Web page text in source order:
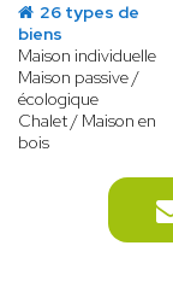
26 types de
biens
Maison individuelle
Maison passive /
écologique
Chalet / Maison en
bois